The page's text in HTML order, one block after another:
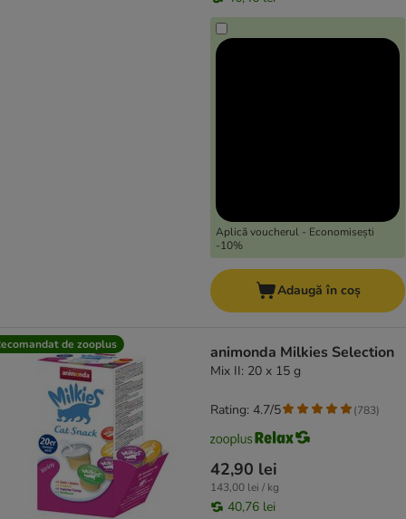
Aplică voucherul - Economisești
-10%
Adaugă în coș
de zooplus animonda Milkies Selection
Mix II: 20 x 15 g
42,90 lei
143,00 lei / kg
40,76 lei
Rating: 4.7/5 (783)